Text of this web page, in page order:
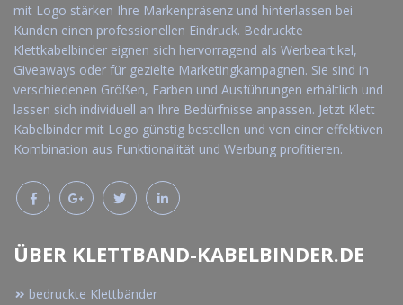
mit Logo stärken Ihre Markenpräsenz und hinterlassen bei
Kunden einen professionellen Eindruck. Bedruckte
Klettkabelbinder eignen sich hervorragend als Werbeartikel,
Giveaways oder für gezielte Marketingkampagnen. Sie sind in
verschiedenen Größen, Farben und Ausführungen erhältlich und
lassen sich individuell an Ihre Bedürfnisse anpassen. Jetzt Klett
Kabelbinder mit Logo günstig bestellen und von einer effektiven
Kombination aus Funktionalität und Werbung profitieren.
ÜBER KLETTBAND-KABELBINDER.DE
bedruckte Klettbänder